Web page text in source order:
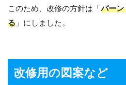
このため、改修の方針は「バーン
る 」にしました。
改修用の図案など